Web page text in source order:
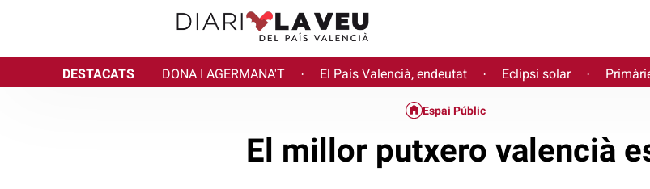
DESTACATS DONA I AGERMANA'T · El País Valencià, endeutat · Eclipsi solar ·
Espai Públic
El millor putxero valencià